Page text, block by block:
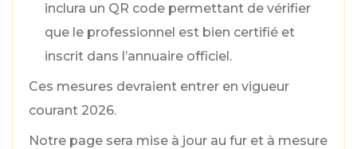
inclura un QR code permettant de vérifier
que le professionnel est bien certifié et
inscrit dans l’annuaire officiel.
Ces mesures devraient entrer en vigueur
courant 2026.
Notre page sera mise à jour au fur et à mesure